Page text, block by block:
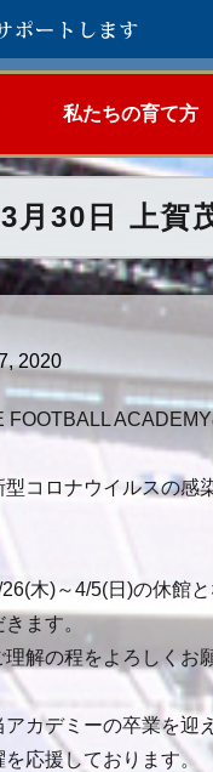
私たちの育て方
3月30日 上
2020
FOOTBALL
型コロナウイルスの感
木)～4/5(日)の休館
ます。
理解の程をよろしくお
アカデミーの卒業を迎
を応援しております。